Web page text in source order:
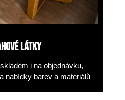
LÁTKY
skladem i na objednávku,
nabídky barev a materiálů